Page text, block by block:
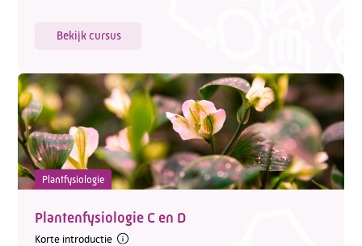
Bekijk cursus
Plantfysiologie
Plantenfysiologie C en D
Korte introductie